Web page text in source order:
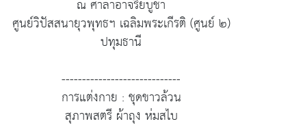
ณ ศาลาอาจริยบูชา
ศูนย์วิปัสสนายุวพุทธฯ เฉลิมพระเกีรติ (ศูนย์ ๒)
ปทุมธานี
-----------------------------
การแต่งกาย : ชุดขาวล้วน
สุภาพสตรี ผ้าถุง ห่มสไบ